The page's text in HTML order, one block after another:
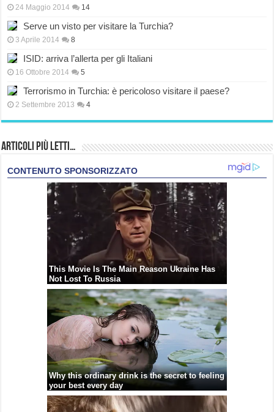
24 Maggio 2014 14
Serve un visto per visitare la Turchia?
3 Aprile 2014 8
ISID: arriva l’allerta per gli Italiani
16 Ottobre 2014 5
Terrorismo in Turchia: è pericoloso visitare il paese?
2 Settembre 2013 4
Articoli più Letti…